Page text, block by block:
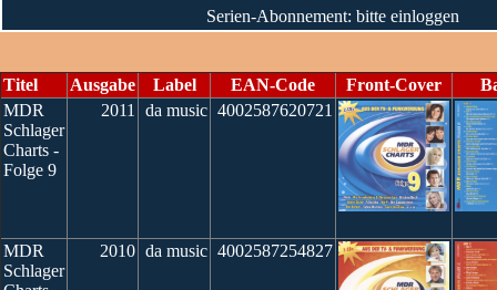
Serien-Abonnement: bitte einloggen
Titel Ausgabe Label EAN-Code Front-Cover
MDR
Schlager
Charts -
Folge 9
2011 da music 4002587620721
MDR
Schlager
2010 da music 4002587254827